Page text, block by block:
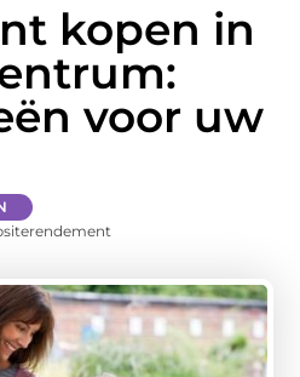
kopen in
voor uw